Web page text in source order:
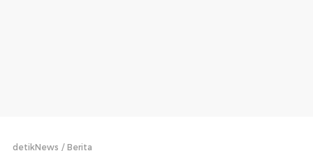
detikNews Berita